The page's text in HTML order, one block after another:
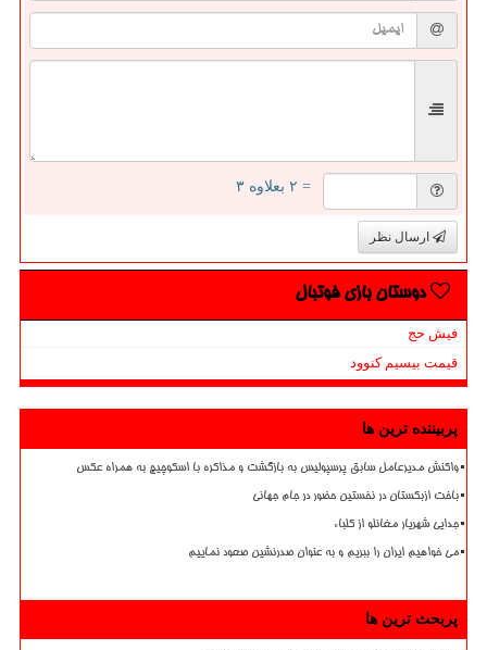
= ۲ بعلاوه ۳
ارسال نظر
دوستان بازی فوتبال
فیش حج
قیمت بیسیم کنوود
پربیننده ترین ها
واکنش مدیرعامل سابق پرسپولیس به بازگشت و مذاکره با اسکوچیچ به همراه عکس
باخت ازبکستان در نخستین حضور در جام جهانی
جدایی شهریار مغانلو از کلباء
می خواهیم ایران را ببریم و به عنوان صدرنشین صعود نماییم
پربحث ترین ها